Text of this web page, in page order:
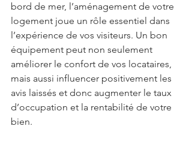
bord de mer, l’aménagement de votre
logement joue un rôle essentiel dans
l’expérience de vos visiteurs. Un bon
équipement peut non seulement
améliorer le confort de vos locataires,
mais aussi influencer positivement les
avis laissés et donc augmenter le taux
d’occupation et la rentabilité de votre
bien.